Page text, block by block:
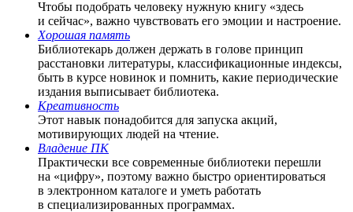
Чтобы подобрать человеку нужную книгу «здесь
и сейчас», важно чувствовать его эмоции и настроение.
Хорошая память
Библиотекарь должен держать в голове принцип
расстановки литературы, классификационные индексы,
быть в курсе новинок и помнить, какие периодические
издания выписывает библиотека.
Креативность
Этот навык понадобится для запуска акций,
мотивирующих людей на чтение.
Владение ПК
Практически все современные библиотеки перешли
на «цифру», поэтому важно быстро ориентироваться
в электронном каталоге и уметь работать
в специализированных программах.